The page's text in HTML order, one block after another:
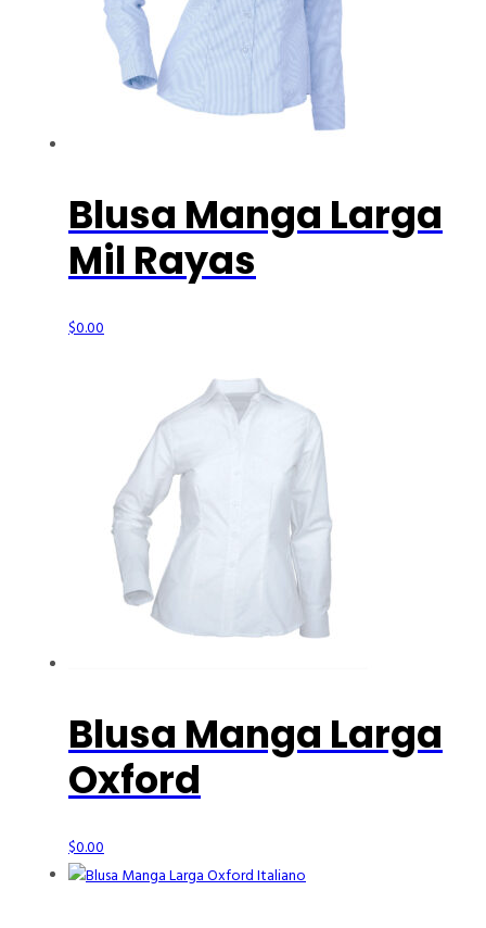
Blusa Manga Larga
Mil Rayas
$0.00
Blusa Manga Larga
Oxford
$0.00